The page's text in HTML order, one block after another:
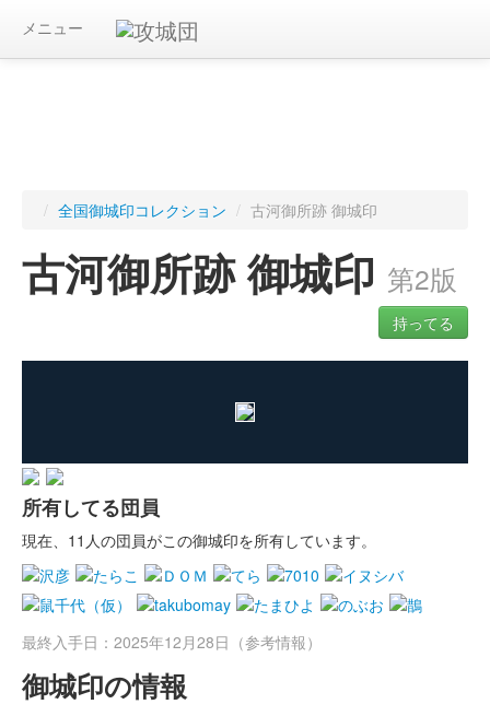
メニュー
/ 全国御城印コレクション / 古河御所跡 御城印
古河御所跡 御城印 第2版
持ってる
所有してる団員
現在、11人の団員がこの御城印を所有しています。
最終入手日：2025年12月28日（参考情報）
御城印の情報